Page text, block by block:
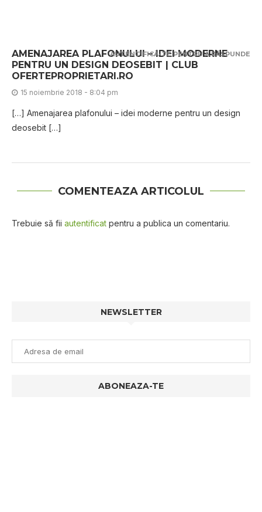
AMENAJAREA PLAFONULUI – IDEI MODERNE
PENTRU UN DESIGN DEOSEBIT | CLUB
OFERTEPROPRIETARI.RO
15 noiembrie 2018 - 8:04 pm
[…] Amenajarea plafonului – idei moderne pentru un design
deosebit […]
AUTENTIFICĂ-TE PENTRU A RĂSPUNDE
COMENTEAZA ARTICOLUL
Trebuie să fii autentificat pentru a publica un comentariu.
NEWSLETTER